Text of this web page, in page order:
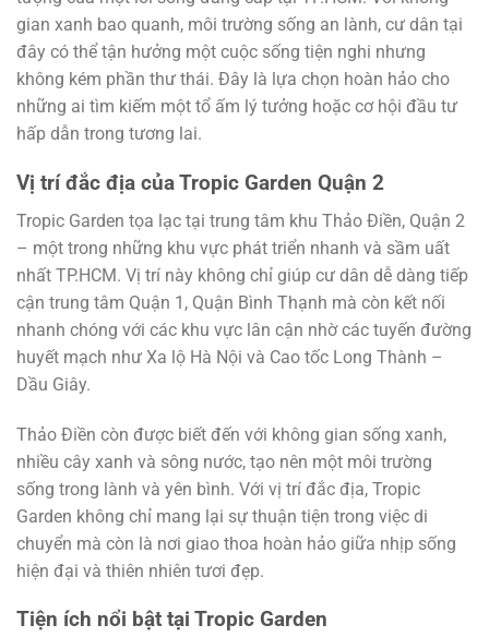
gian xanh bao quanh, môi trường sống an lành, cư dân tại
đây có thể tận hưởng một cuộc sống tiện nghi nhưng
không kém phần thư thái. Đây là lựa chọn hoàn hảo cho
những ai tìm kiếm một tổ ấm lý tưởng hoặc cơ hội đầu tư
hấp dẫn trong tương lai.
Vị trí đắc địa của Tropic Garden Quận 2
Tropic Garden tọa lạc tại trung tâm khu Thảo Điền, Quận 2
– một trong những khu vực phát triển nhanh và sầm uất
nhất TP.HCM. Vị trí này không chỉ giúp cư dân dễ dàng tiếp
cận trung tâm Quận 1, Quận Bình Thạnh mà còn kết nối
nhanh chóng với các khu vực lân cận nhờ các tuyến đường
huyết mạch như Xa lộ Hà Nội và Cao tốc Long Thành –
Dầu Giây.
Thảo Điền còn được biết đến với không gian sống xanh,
nhiều cây xanh và sông nước, tạo nên một môi trường
sống trong lành và yên bình. Với vị trí đắc địa, Tropic
Garden không chỉ mang lại sự thuận tiện trong việc di
chuyển mà còn là nơi giao thoa hoàn hảo giữa nhịp sống
hiện đại và thiên nhiên tươi đẹp.
Tiện ích nổi bật tại Tropic Garden